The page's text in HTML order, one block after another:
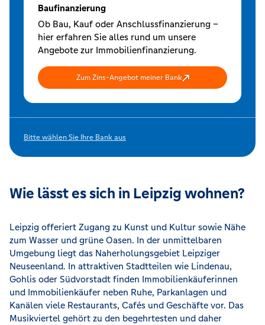
Baufinanzierung
Ob Bau, Kauf oder Anschlussfinanzierung –
hier erfahren Sie alles rund um unsere
Angebote zur Immobilienfinanzierung.
Zum Zins-Angebot meiner Bank
Bitte wählen Sie Ihre Bank aus
Wie lässt es sich in Leipzig wohnen?
Leipzig offeriert Zugang zu Kunst und Kultur sowie Nähe
zum Wasser und grüne Oasen. In der unmittelbaren
Umgebung liegt das Naherholungsgebiet Leipziger
Neuseenland. In attraktiven Stadtteilen wie Lindenau,
Gohlis oder Südvorstadt finden Immobilienkäuferinnen
und Immobilienkäufer neben Ruhe, Parkanlagen und
Kanälen viele Restaurants, Cafés und Geschäfte vor. Das
Musikviertel gehört zu den begehrtesten und daher